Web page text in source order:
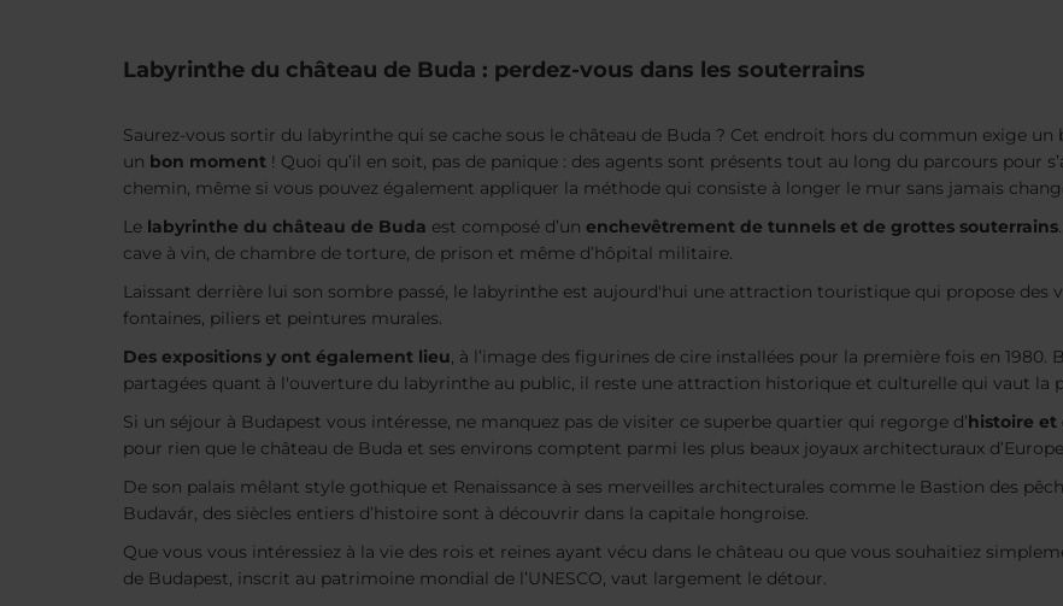
Labyrinthe du château de Buda : perdez-vous dans les souterrains
Saurez-vous sortir du labyrinthe qui se cache sous le château de Buda ? Cet endroit hors du commun exige
un bon moment ! Quoi qu’il en soit, pas de panique : des agents sont présents tout au long du parcours pour
chemin, même si vous pouvez également appliquer la méthode qui consiste à longer le mur sans jamais
Le labyrinthe du château de Buda est composé d’un enchevêtrement de tunnels et de grottes souterrains
cave à vin, de chambre de torture, de prison et même d’hôpital militaire.
Laissant derrière lui son sombre passé, le labyrinthe est aujourd'hui une attraction touristique qui propose des
fontaines, piliers et peintures murales.
Des expositions y ont également lieu, à l’image des figurines de cire installées pour la première fois en
partagées quant à l'ouverture du labyrinthe au public, il reste une attraction historique et culturelle qui vaut la
Si un séjour à Budapest vous intéresse, ne manquez pas de visiter ce superbe quartier qui regorge d’histoire et
pour rien que le château de Buda et ses environs comptent parmi les plus beaux joyaux architecturaux
De son palais mêlant style gothique et Renaissance à ses merveilles architecturales comme le Bastion des
Budavár, des siècles entiers d’histoire sont à découvrir dans la capitale hongroise.
Que vous vous intéressiez à la vie des rois et reines ayant vécu dans le château ou que vous souhaitiez
de Budapest, inscrit au patrimoine mondial de l’UNESCO, vaut largement le détour.